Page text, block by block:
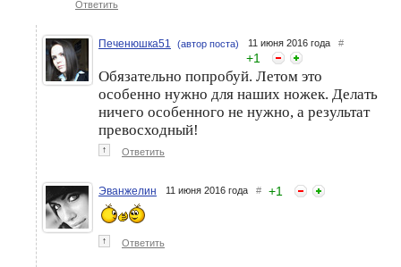
Ответить
Печенюшка51 (автор поста) 11 июня 2016 года #
+1
Обязательно попробуй. Летом это
особенно нужно для наших ножек. Делать
ничего особенного не нужно, а результат
превосходный!
↑ Ответить
Эванжелин 11 июня 2016 года # +1
↑ Ответить